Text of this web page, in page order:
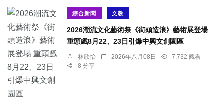
綜合新聞 文教
2026潮流文化藝術祭《街頭造浪》藝術展登場
重頭戲8月22、23日引爆中興文創園區
林欣怡 2026年八月08日
7,732 觀看
8 分享